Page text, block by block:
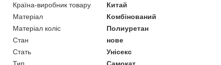
Країна-виробник товару
Китай
Матеріал
Комбінований
Матеріал коліс
Полиуретан
Стан
нове
Стать
Унісекс
Тип
Самокат